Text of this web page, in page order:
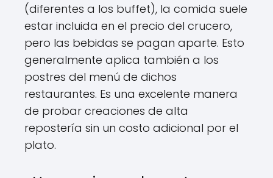
(diferentes a los buffet), la comida suele
estar incluida en el precio del crucero,
pero las bebidas se pagan aparte. Esto
generalmente aplica también a los
postres del menú de dichos
restaurantes. Es una excelente manera
de probar creaciones de alta
repostería sin un costo adicional por el
plato.